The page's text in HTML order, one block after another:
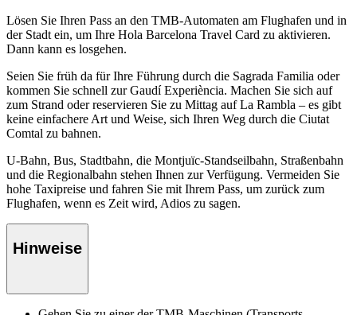
Lösen Sie Ihren Pass an den TMB-Automaten am Flughafen und in
der Stadt ein, um Ihre Hola Barcelona Travel Card zu aktivieren.
Dann kann es losgehen.
Seien Sie früh da für Ihre Führung durch die Sagrada Familia oder
kommen Sie schnell zur Gaudí Experiència. Machen Sie sich auf
zum Strand oder reservieren Sie zu Mittag auf La Rambla – es gibt
keine einfachere Art und Weise, sich Ihren Weg durch die Ciutat
Comtal zu bahnen.
U-Bahn, Bus, Stadtbahn, die Montjuïc-Standseilbahn, Straßenbahn
und die Regionalbahn stehen Ihnen zur Verfügung. Vermeiden Sie
hohe Taxipreise und fahren Sie mit Ihrem Pass, um zurück zum
Flughafen, wenn es Zeit wird, Adios zu sagen.
Hinweise